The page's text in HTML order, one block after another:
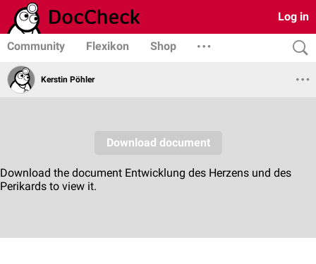
Log in
Community Flexikon Shop
Kerstin Pöhler